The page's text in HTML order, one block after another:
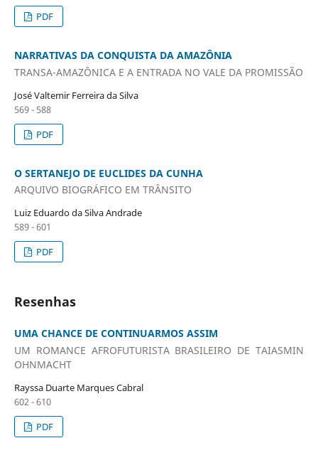
PDF
NARRATIVAS DA CONQUISTA DA AMAZÔNIA
TRANSA-AMAZÔNICA E A ENTRADA NO VALE DA PROMISSÃO
José Valtemir Ferreira da Silva
569 - 588
PDF
O SERTANEJO DE EUCLIDES DA CUNHA
ARQUIVO BIOGRÁFICO EM TRÂNSITO
Luiz Eduardo da Silva Andrade
589 - 601
PDF
Resenhas
UMA CHANCE DE CONTINUARMOS ASSIM
UM ROMANCE AFROFUTURISTA BRASILEIRO DE TAIASMIN
OHNMACHT
Rayssa Duarte Marques Cabral
602 - 610
PDF